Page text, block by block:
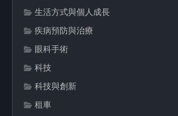
生活方式與個人成長
疾病預防與治療
眼科手術
科技
科技與創新
租車